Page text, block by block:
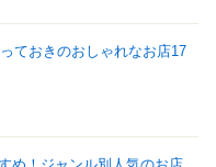
ておきのおしゃれなお店17